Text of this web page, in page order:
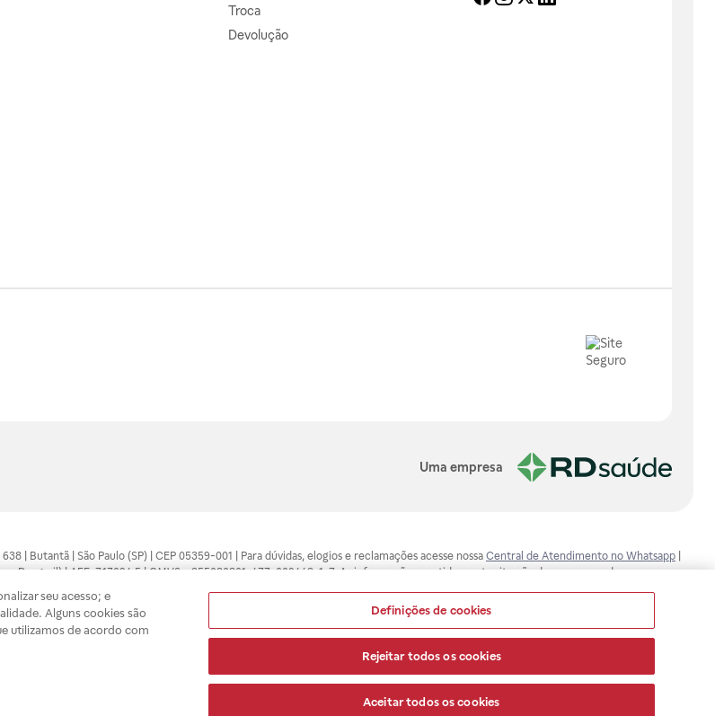
Troca
Devolução
Uma empresa
| Butantã | São Paulo (SP) | CEP 05359-001 | Para dúvidas, elogios e reclamações acesse nossa Central de Atendimento no Whatsapp
e Drogasil) | AFE: 7.17094.5 | CMVS - 355030801-477-002443-1-7. As informações contidas neste site não devem ser usadas para
médica. Somente o médico está apto a diagnosticar qualquer problema de saúde e prescrever o tratamento adequado. Ao
são válidos apenas para compras feitas pela internet. Maiores esclarecimentos, consultar o site: www.anvisa.gov.br. A Raia Drogasil
suas compras com tranquilidade. A privacidade e a segurança dos clientes são compromissos da Raia Drogasil SA. Todos os pedidos
seu acesso; e
Alguns cookies são
utilizamos de acordo com
Definições de cookies
Rejeitar todos os cookies
Aceitar todos os cookies